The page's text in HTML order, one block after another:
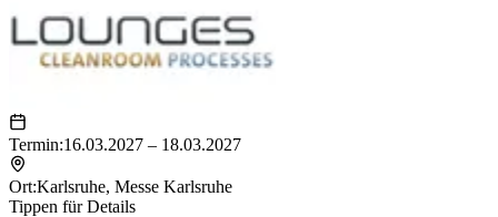
Termin:16.03.2027 – 18.03.2027
Ort:Karlsruhe, Messe Karlsruhe
Tippen für Details